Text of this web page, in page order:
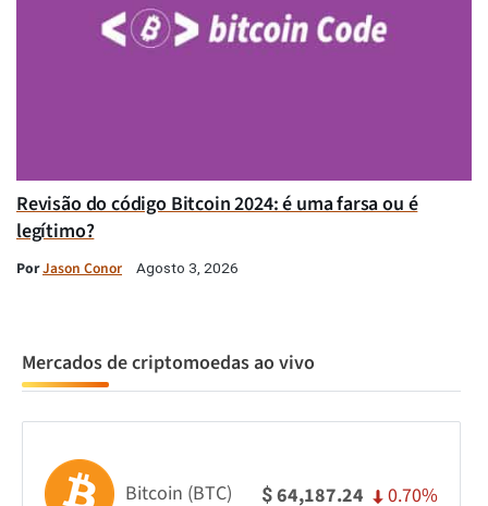
Revisão do código Bitcoin 2024: é uma farsa ou é
legítimo?
PorJason Conor Agosto 3, 2026
Mercados de criptomoedas ao vivo
Bitcoin (BTC) $64,187.24 0.70%